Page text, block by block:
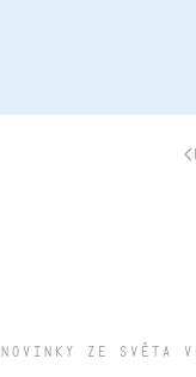
NOVINKY ZE SVĚTA